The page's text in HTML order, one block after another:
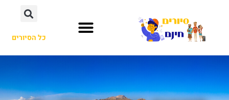
כל הסיורים